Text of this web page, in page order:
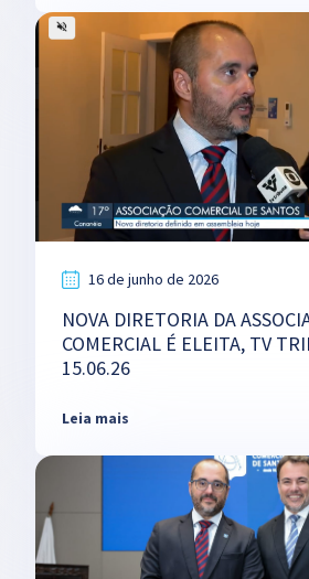
16 de junho de 2026
NOVA DIRETORIA DA
COMERCIAL É ELEITA, TV
15.06.26
Leia mais